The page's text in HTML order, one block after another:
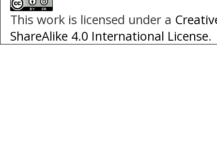
This work is licensed under a
ShareAlike 4.0 International License.